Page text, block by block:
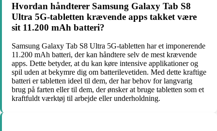
Hvordan håndterer Samsung Galaxy Tab S8
Ultra 5G-tabletten krævende apps takket være
sit 11.200 mAh batteri?
Samsung Galaxy Tab S8 Ultra 5G-tabletten har et imponerende
11.200 mAh batteri, der kan håndtere selv de mest krævende
apps. Dette betyder, at du kan køre intensive applikationer og
spil uden at bekymre dig om batterilevetiden. Med dette kraftige
batteri er tabletten ideel til dem, der har behov for langvarig
brug på farten eller til dem, der ønsker at bruge tabletten som et
kraftfuldt værktøj til arbejde eller underholdning.